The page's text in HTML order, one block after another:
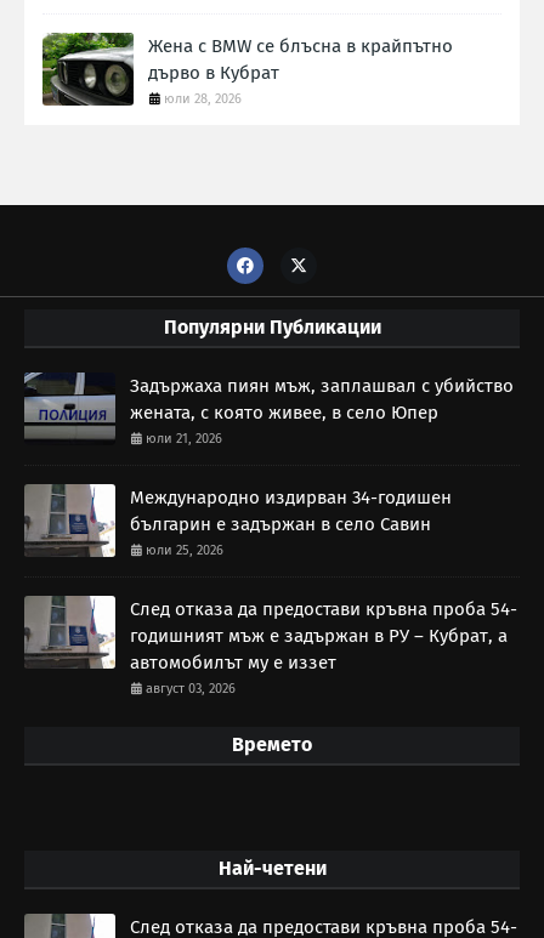
Жена с BMW се блъсна в крайпътно
дърво в Кубрат
юли 28, 2026
Популярни Публикации
Задържаха пиян мъж, заплашвал с убийство
жената, с която живее, в село Юпер
юли 21, 2026
Международно издирван 34-годишен
българин е задържан в село Савин
юли 25, 2026
След отказа да предостави кръвна проба 54-
годишният мъж е задържан в РУ – Кубрат, а
автомобилът му е иззет
август 03, 2026
Времето
Най-четени
След отказа да предостави кръвна проба 54-